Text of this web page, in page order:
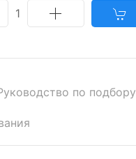
1
по подбору